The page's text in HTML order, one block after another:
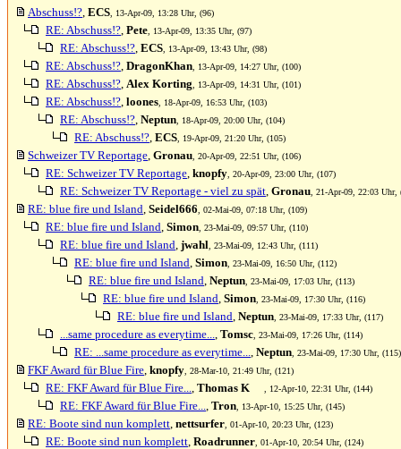
Abschuss!?, ECS , 13-Apr-09, 13:28 Uhr, (96)
RE: Abschuss!?, Pete , 13-Apr-09, 13:35 Uhr, (97)
RE: Abschuss!?, ECS , 13-Apr-09, 13:43 Uhr, (98)
RE: Abschuss!?, DragonKhan , 13-Apr-09, 14:27 Uhr, (100)
RE: Abschuss!?, Alex Korting , 13-Apr-09, 14:31 Uhr, (101)
RE: Abschuss!?, loones , 18-Apr-09, 16:53 Uhr, (103)
RE: Abschuss!?, Neptun , 18-Apr-09, 20:00 Uhr, (104)
RE: Abschuss!?, ECS , 19-Apr-09, 21:20 Uhr, (105)
Schweizer TV Reportage, Gronau , 20-Apr-09, 22:51 Uhr, (106)
RE: Schweizer TV Reportage, knopfy , 20-Apr-09, 23:00 Uhr, (107)
RE: Schweizer TV Reportage - viel zu spät, Gronau , 21-Apr-09, 22:03 Uhr,
RE: blue fire und Island, Seidel666 , 02-Mai-09, 07:18 Uhr, (109)
RE: blue fire und Island, Simon , 23-Mai-09, 09:57 Uhr, (110)
RE: blue fire und Island, jwahl , 23-Mai-09, 12:43 Uhr, (111)
RE: blue fire und Island, Simon , 23-Mai-09, 16:50 Uhr, (112)
RE: blue fire und Island, Neptun , 23-Mai-09, 17:03 Uhr, (113)
RE: blue fire und Island, Simon , 23-Mai-09, 17:30 Uhr, (116)
RE: blue fire und Island, Neptun , 23-Mai-09, 17:33 Uhr, (117)
...same procedure as everytime..., Tomsc , 23-Mai-09, 17:26 Uhr, (114)
RE: ...same procedure as everytime..., Neptun , 23-Mai-09, 17:30 Uhr, (115)
FKF Award für Blue Fire, knopfy , 28-Mar-10, 21:49 Uhr, (121)
RE: FKF Award für Blue Fire..., Thomas K , 12-Apr-10, 22:31 Uhr, (144)
RE: FKF Award für Blue Fire..., Tron , 13-Apr-10, 15:25 Uhr, (145)
RE: Boote sind nun komplett, nettsurfer , 01-Apr-10, 20:23 Uhr, (123)
RE: Boote sind nun komplett, Roadrunner , 01-Apr-10, 20:54 Uhr, (124)